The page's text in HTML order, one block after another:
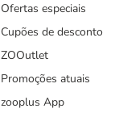
Ofertas especiais
Cupões de desconto
ZOOutlet
Promoções atuais
zooplus App